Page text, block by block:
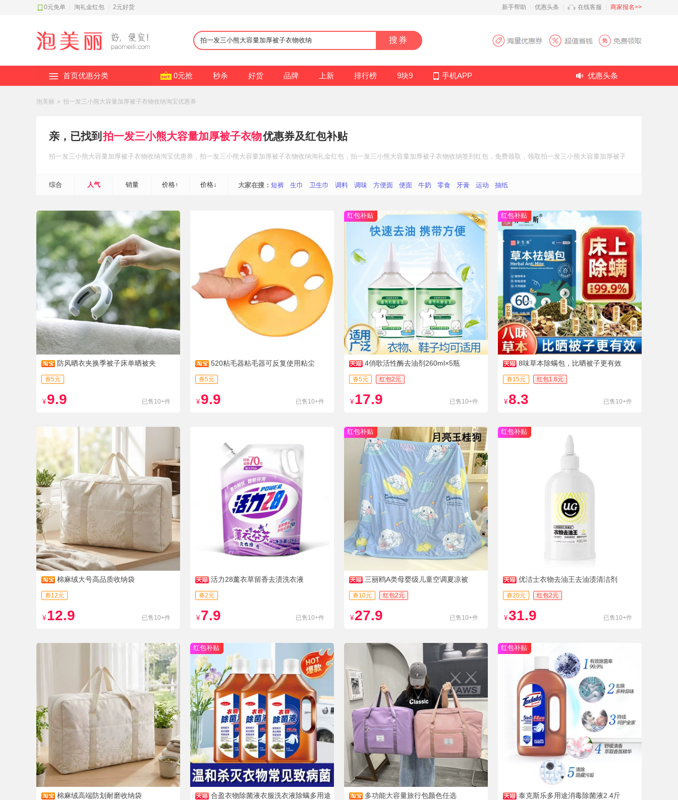
0元免单 淘礼金红包 2元好货 新手帮助 优惠头条 在线客服 商家报名>>
搜券
首页优惠分类 0元抢 秒杀 好货 品牌 上新 排行榜 9块9 手机APP 优惠头条
泡美丽 » 拍一发三小熊大容量加厚被子衣物收纳淘宝优惠券
亲，已找到 拍一发三小熊大容量加厚被子衣物优惠券及红包补贴
拍一发三小熊大容量加厚被子衣物收纳淘宝优惠券 ，拍一发三小熊大容量加厚被子衣物收纳淘礼金红包 ，拍一发三小熊大容量加厚被子衣物收纳签到红包 ，免费领取，领取拍一发三小熊大容量加厚被子
综合 人气 销量 价格↑ 价格↓ 大家在搜： 短裤 生巾 卫生巾 调料 调味 方便面 便面 牛奶 零食 牙膏 运动 抽纸
防风晒衣夹换季被子床单晒被夹
券5元
¥ 9.9 已售10+件
520粘毛器粘毛器可反复使用粘尘
券5元
¥ 9.9 已售10+件
红包补贴
4俏歌活性酶去油剂260ml×5瓶
券5元 红包2元
¥ 17.9 已售10+件
红包补贴
8味草本除螨包，比晒被子更有效
券15元 红包1.6元
¥ 8.3 已售10+件
棉麻绒大号高品质收纳袋
券12元
¥ 12.9 已售10+件
活力28薰衣草留香去渍洗衣液
券2元
¥ 7.9 已售10+件
红包补贴
三丽鸥A类母婴级儿童空调夏凉被
券10元 红包2元
¥ 27.9 已售10+件
红包补贴
优洁士衣物去油王去油渍清洁剂
券20元 红包2元
¥31.9 已售10+件
棉麻绒高端防划耐磨收纳袋
红包补贴
合盈衣物除菌液衣服洗衣液除螨多用途 多功能大容量旅行包颜色任选
红包补贴
泰克斯乐多用途消毒除菌液2.4斤